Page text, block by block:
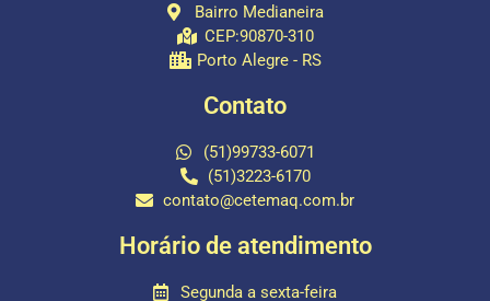
Bairro Medianeira
CEP:90870-310
Porto Alegre - RS
Contato
(51)99733-6071
(51)3223-6170
contato@cetemaq.com.br
Horário de atendimento
Segunda a sexta-feira